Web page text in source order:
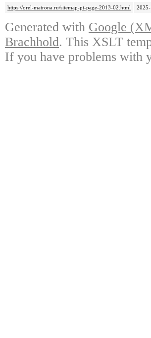
https://orel-matrona.ru/sitemap-pt-page-2013-02.html
Generated with Google
Brachhold. This XSLT
If you have problems with